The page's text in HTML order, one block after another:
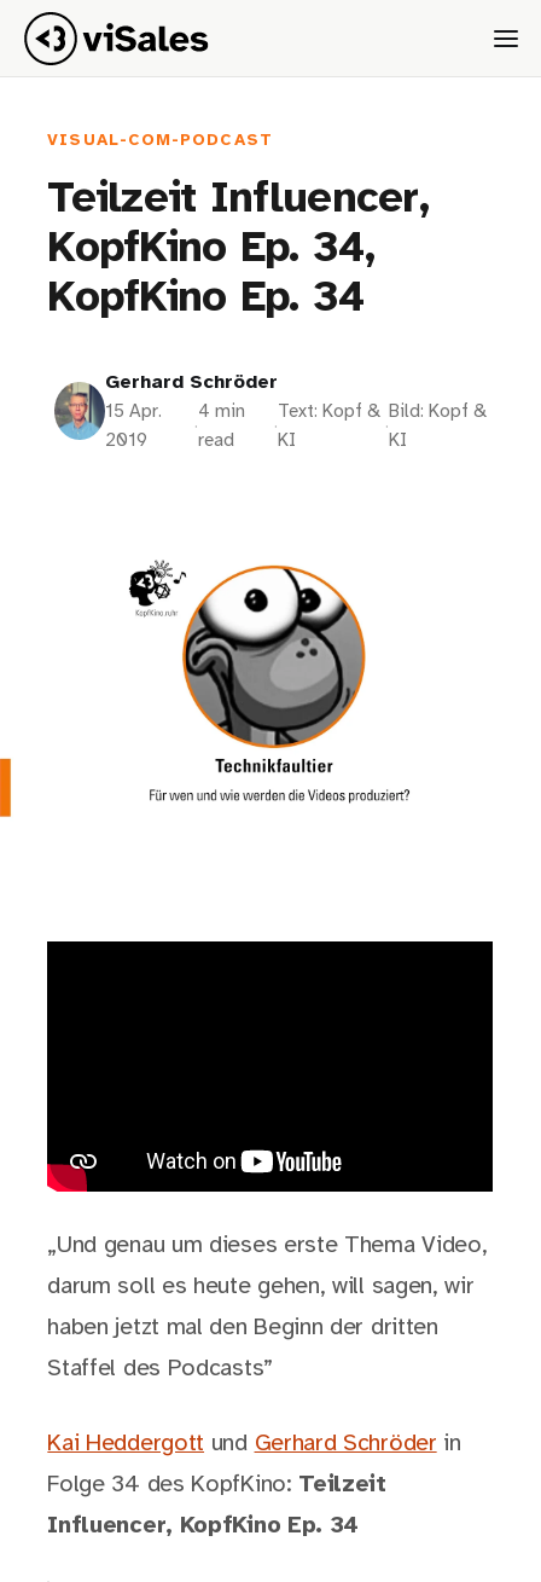
VISUAL-COM-PODCAST
Teilzeit Influencer,
KopfKino Ep. 34,
KopfKino Ep. 34
Gerhard Schröder
15 Apr.
2019
·
4 min
read
·
Text: Kopf &
KI
·
Bild: Kopf &
KI
„Und genau um dieses erste Thema Video,
darum soll es heute gehen, will sagen, wir
haben jetzt mal den Beginn der dritten
Staffel des Podcasts”
Kai Heddergott und Gerhard Schröder in
Folge 34 des KopfKino: Teilzeit
Influencer, KopfKino Ep. 34